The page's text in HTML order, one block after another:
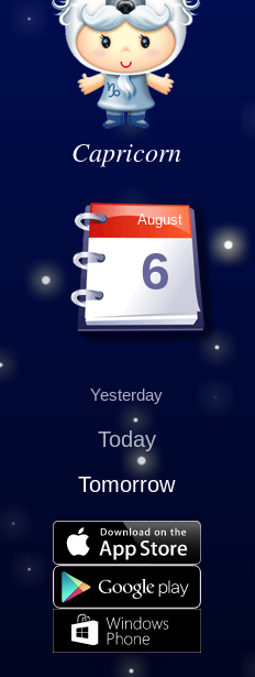
Capricorn
August
6
Yesterday
Today
Tomorrow